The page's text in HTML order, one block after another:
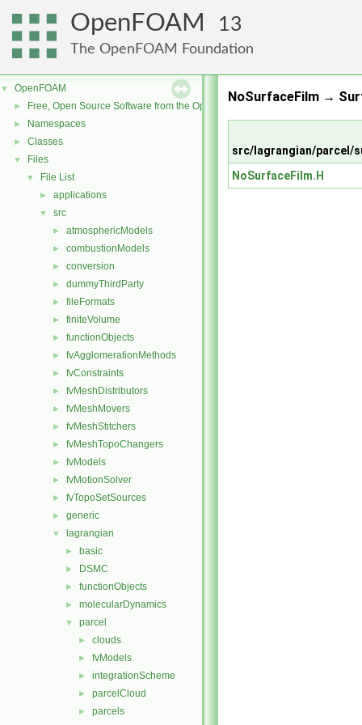
OpenFOAM 13
The OpenFOAM Foundation
▼ OpenFOAM
► Free, Open Source Software from the OpenFOAM Foundation
► Namespaces
► Classes
▼ Files
▼ File List
► applications
▼ src
► atmosphericModels
► combustionModels
► conversion
► dummyThirdParty
► fileFormats
► finiteVolume
► functionObjects
► fvAgglomerationMethods
► fvConstraints
► fvMeshDistributors
► fvMeshMovers
► fvMeshStitchers
► fvMeshTopoChangers
► fvModels
► fvMotionSolver
► fvTopoSetSources
► generic
▼ lagrangian
► basic
► DSMC
► functionObjects
► molecularDynamics
▼ parcel
► clouds
► fvModels
► integrationScheme
► parcelCloud
► parcels
NoSurfaceFilm →
src/lagrangian/parcel/
NoSurfaceFilm.H